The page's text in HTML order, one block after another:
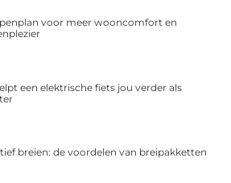
voor meer wooncomfort en
een elektrische fiets jou verder als
breien: de voordelen van breipakketten